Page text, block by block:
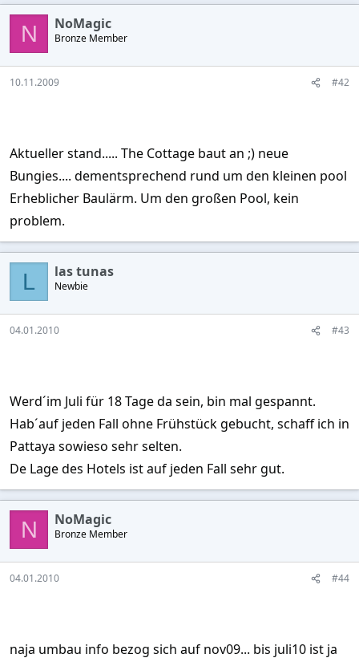
N NoMagic
Bronze Member
10.11.2009 #42
Aktueller stand..... The Cottage baut an ;) neue
Bungies.... dementsprechend rund um den kleinen pool
Erheblicher Baulärm. Um den großen Pool, kein
problem.
L las tunas
Newbie
04.01.2010 #43
Werd´im Juli für 18 Tage da sein, bin mal gespannt.
Hab´auf jeden Fall ohne Frühstück gebucht, schaff ich in
Pattaya sowieso sehr selten.
De Lage des Hotels ist auf jeden Fall sehr gut.
N NoMagic
Bronze Member
04.01.2010 #44
naja umbau info bezog sich auf nov09... bis juli10 ist ja